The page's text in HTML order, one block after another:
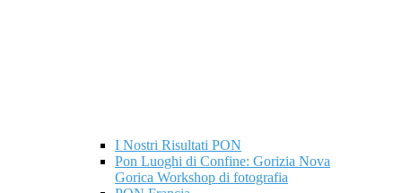
I Nostri Risultati PON
Pon Luoghi di Confine: Gorizia Nova
Gorica Workshop di fotografia